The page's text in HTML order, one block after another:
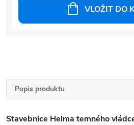
VLOŽIT DO
Popis produktu
Stavebnice Helma temného